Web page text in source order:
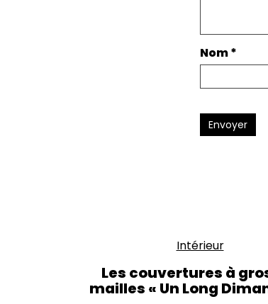
Nom*
Envoyer
Intérieur
Les couvertures à
mailles « Un Long